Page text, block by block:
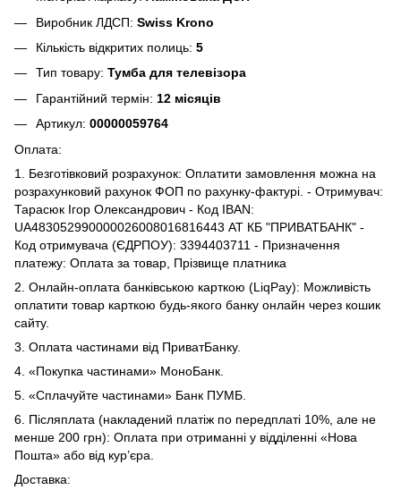
Виробник ЛДСП: Swiss Krono
Кількість відкритих полиць: 5
Тип товару: Тумба для телевізора
Гарантійний термін: 12 місяців
Артикул: 00000059764
Оплата:
1. Безготівковий розрахунок: Оплатити замовлення можна на
розрахунковий рахунок ФОП по рахунку-фактурі. - Отримувач:
Тарасюк Ігор Олександрович - Код IBAN:
UA483052990000026008016816443 АТ КБ "ПРИВАТБАНК" -
Код отримувача (ЄДРПОУ): 3394403711 - Призначення
платежу: Оплата за товар, Прізвище платника
2. Онлайн-оплата банківською карткою (LiqPay): Можливість
оплатити товар карткою будь-якого банку онлайн через кошик
сайту.
3. Оплата частинами від ПриватБанку.
4. «Покупка частинами» МоноБанк.
5. «Сплачуйте частинами» Банк ПУМБ.
6. Післяплата (накладений платіж по передплаті 10%, але не
менше 200 грн): Оплата при отриманні у відділенні «Нова
Пошта» або від кур’єра.
Доставка: